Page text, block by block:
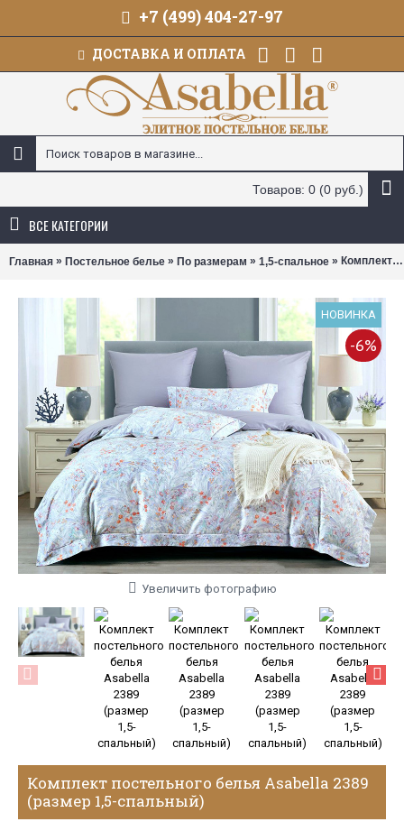
+7 (499) 404-27-97
ДОСТАВКА И ОПЛАТА
Товаров: 0 (0 руб.)
ВСЕ КАТЕГОРИИ
Главная » Постельное белье » По размерам » 1,5-спальное » Комплект постельного белья Asabella 2389 (размер 1,5-спальный)
НОВИНКА
-6%
Увеличить фотографию
Комплект постельного белья Asabella 2389
(размер 1,5-спальный)